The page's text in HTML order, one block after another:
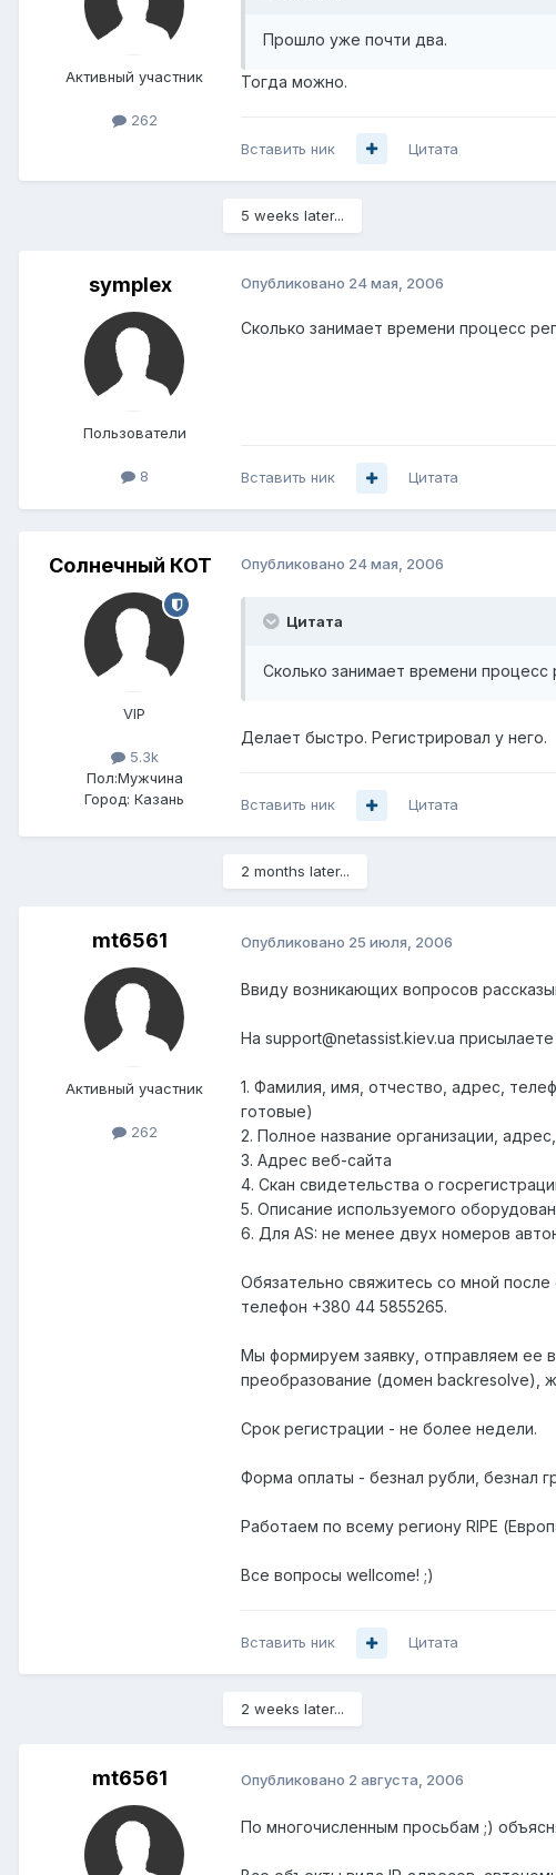
Активный участник
262
Прошло уже почти два.
Тогда можно.
Вставить ник Цитата
5 weeks later...
symplex
Пользователи
8
Опубликовано 24 мая, 2006
Сколько занимает времени процесс
Вставить ник Цитата
Солнечный КОТ
VIP
5.3k
Пол:Мужчина
Город: Казань
Опубликовано 24 мая, 2006
Цитата
Сколько занимает времени процесс
Делает быстро. Регистрировал у него.
Вставить ник Цитата
2 months later...
mt6561
Активный участник
262
Опубликовано 25 июля, 2006
Ввиду возникающих вопросов
На support@netassist.kiev.ua
1. Фамилия, имя, отчество, адрес,
готовые)
2. Полное название организации,
3. Адрес веб-сайта
4. Скан свидетельства о
5. Описание используемого
6. Для AS: не менее двух номеров
Обязательно свяжитесь со мной после
телефон +380 44 5855265.
Мы формируем заявку, отправляем ее
преобразование (домен backresolve),
Срок регистрации - не более недели.
Форма оплаты - безнал рубли, безнал
Работаем по всему региону RIPE
Все вопросы wellcome! ;)
Вставить ник Цитата
2 weeks later...
mt6561 Опубликовано 2 августа, 2006
По многочисленным просьбам ;)